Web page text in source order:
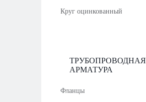
Круг оцинкованный
ТРУБОПРОВОДНАЯ
АРМАТУРА
Фланцы